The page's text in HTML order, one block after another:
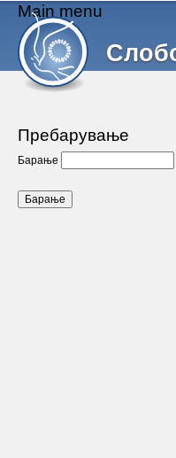
Main menu
Пребарување
Барање